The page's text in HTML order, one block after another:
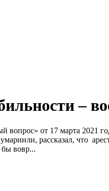
–
от 17 марта 2021
рассказал, что
бы вовр...